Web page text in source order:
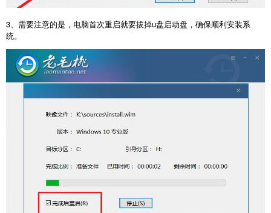
3、需要注意的是，电脑首次重启就要拔掉u盘启动盘，确保顺利安装系
统。